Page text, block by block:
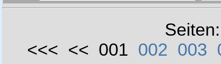
<<< << 001 002 003